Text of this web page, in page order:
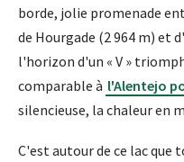
borde, jolie promenade
de Hourgade (2 964 m) et
l'horizon d'un « V »
comparable à l'Alentejo
silencieuse, la chaleur en
C'est autour de ce lac que